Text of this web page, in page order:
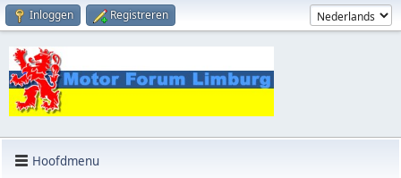
Inloggen Registreren
Hoofdmenu